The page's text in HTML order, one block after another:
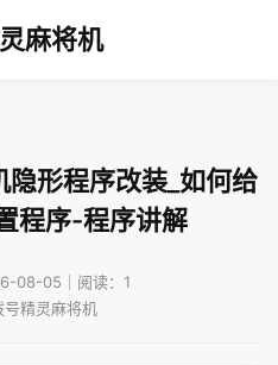
麻将机
形程序改装_如何给
程序-程序讲解
08-05｜阅读：1
号精灵麻将机